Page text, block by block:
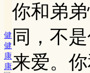
健
健
康
康
你和弟
同，不
来爱。